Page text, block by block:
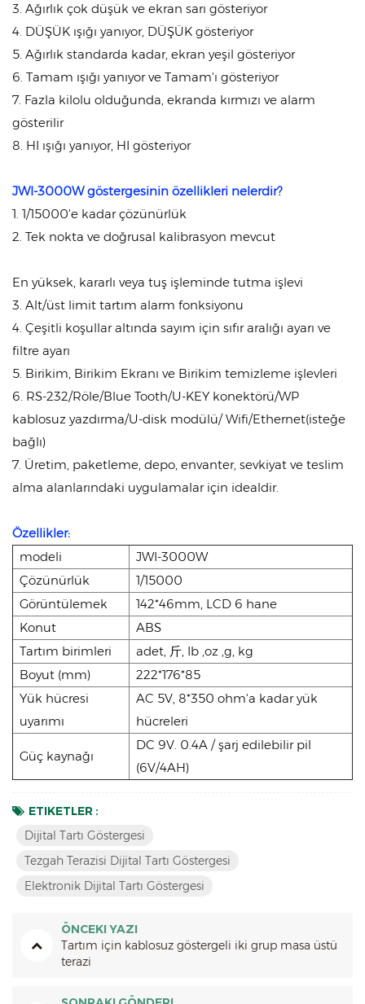
3. Ağırlık çok düşük ve ekran sarı gösteriyor
4. DÜŞÜK ışığı yanıyor, DÜŞÜK gösteriyor
5. Ağırlık standarda kadar, ekran yeşil gösteriyor
6. Tamam ışığı yanıyor ve Tamam'ı gösteriyor
7. Fazla kilolu olduğunda, ekranda kırmızı ve alarm
gösterilir
8. HI ışığı yanıyor, HI gösteriyor
JWI-3000W göstergesinin özellikleri nelerdir?
1. 1/15000'e kadar çözünürlük
2. Tek nokta ve doğrusal kalibrasyon mevcut
En yüksek, kararlı veya tuş işleminde tutma işlevi
3. Alt/üst limit tartım alarm fonksiyonu
4. Çeşitli koşullar altında sayım için sıfır aralığı ayarı ve
filtre ayarı
5. Birikim, Birikim Ekranı ve Birikim temizleme işlevleri
6. RS-232/Röle/Blue Tooth/U-KEY konektörü/WP
kablosuz yazdırma/U-disk modülü/ Wifi/Ethernet(isteğe
bağlı)
7. Üretim, paketleme, depo, envanter, sevkiyat ve teslim
alma alanlarındaki uygulamalar için idealdir.
Özellikler:
modeli
JWI-3000W
Çözünürlük
1/15000
Görüntülemek
142*46mm, LCD 6 hane
Konut
ABS
Tartım birimleri
adet, 斤, Ib ,oz ,g, kg
Boyut (mm)
222*176*85
Yük hücresi
uyarımı
AC 5V, 8*350 ohm'a kadar yük
hücreleri
Güç kaynağı
DC 9V. 0.4A / şarj edilebilir pil
(6V/4AH)
ETIKETLER :
Dijital Tartı Göstergesi
Tezgah Terazisi Dijital Tartı Göstergesi
Elektronik Dijital Tartı Göstergesi
ÖNCEKI YAZI
Tartım için kablosuz göstergeli iki grup masa üstü
terazi